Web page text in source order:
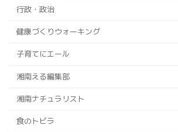
行政・政治
健康づくりウォーキング
子育てにエール
湘南える編集部
湘南ナチュラリスト
食のトビラ